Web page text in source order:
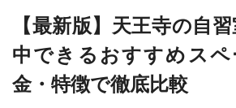
その他
【最新版】天王寺の自
中できるおすすめス
金・特徴で徹底比較